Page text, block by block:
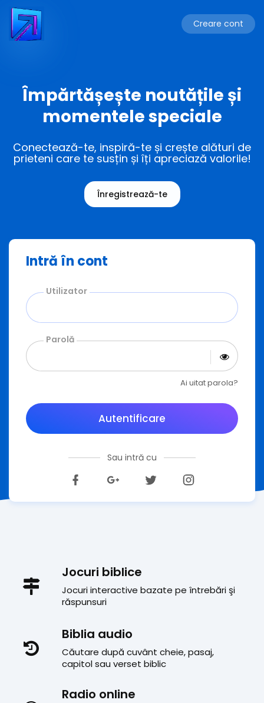
Creare cont
Împărtășește noutățile și
momentele speciale
Conectează-te, inspiră-te și crește alături de
prieteni care te susțin și îți apreciază valorile!
Înregistrează-te
Intră în cont
Utilizator
Parolă
Ai uitat parola?
Autentificare
Sau intră cu
Jocuri biblice
Jocuri interactive bazate pe întrebări şi
răspunsuri
Biblia audio
Căutare după cuvânt cheie, pasaj,
capitol sau verset biblic
Radio online